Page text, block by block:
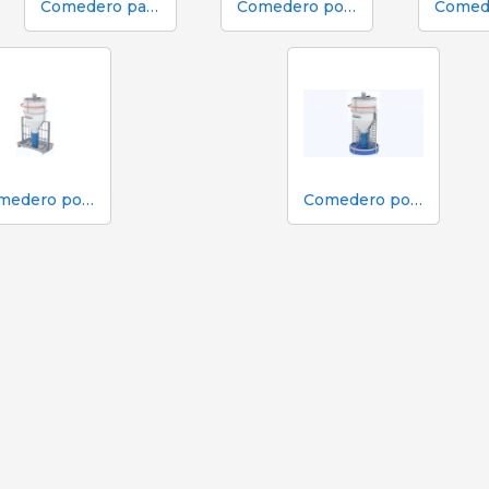
Comedero para maternidad inoxidable Comedero porcino guardería 35 kg
Comedero porcino terminación bandeja inoxidable - caballete soldado Comedero porcino terminación bandeja plástica